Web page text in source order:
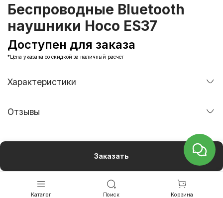
Беспроводные Bluetooth
наушники Hoco ES37
Доступен для заказа
*Цена указана со скидкой за наличный расчёт
Заказать
Характеристики
Отзывы
Каталог Поиск Корзина